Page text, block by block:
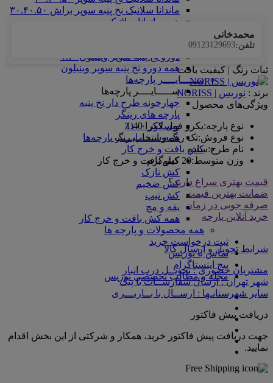
ماندانا سلانیک نخ پنبه سوپر براش ۳۰.۴۰.۵۰
همه ماندانا سلانیک
دورو نخ پنبه سوپر وینیلون۱.۴۰
همه دورو نخ پنبه سوپر وینیلون
ســـــایــــر پارچه‌ها
ســـــایــــر پارچه‌ها
چهارخونه طرح دار نخ پنبه
پارچه های رینگر
ویسکوز ۱۰۰٪
همه ســـــایــــر پارچه‌ها
کش بافت و خرج کار
کش بافت و خرج کار
کش نازک
کش ضخیم
کش تیپ
یقه و مچ
همه کش بافت و خرج کار
همه محصولات و پارچه ها
ثبت درخواست خرید
تماس با نوریس
پیج اینستاگرام
مجله و مطالب تخصصی نوریس
محمدخانی
تلفن:09123129693
ثبات رنگ | کیفیت بافت
برند : نوریس | NORISS
ویژگی‌های محصول
نوع پارچه:یکرو فول لاکرا 1.40
نوع فروش:تک رنگ و انتخاب رنگ
نام طرح:ساده
وزن متوسط:20 کیلوگرم
قیمت بهتری سراغ دارید؟
ضمانت بهترین قیمت
صرفه جویی در زمان
خرید آنلاین پارچه
شرایط تحویل و ارسال کالا
مشتریان حضوری : تحویــل درب انبار
شهر تهران : ارسال سفارشــات با پیک
سایر شهرستانـها : ارســال با بــاربـــری
دریافت پیش فاکتور
جهت دریافت پیش فاکتور خرید، همکار و شرکتی از این بخش اقدام
نمایید.